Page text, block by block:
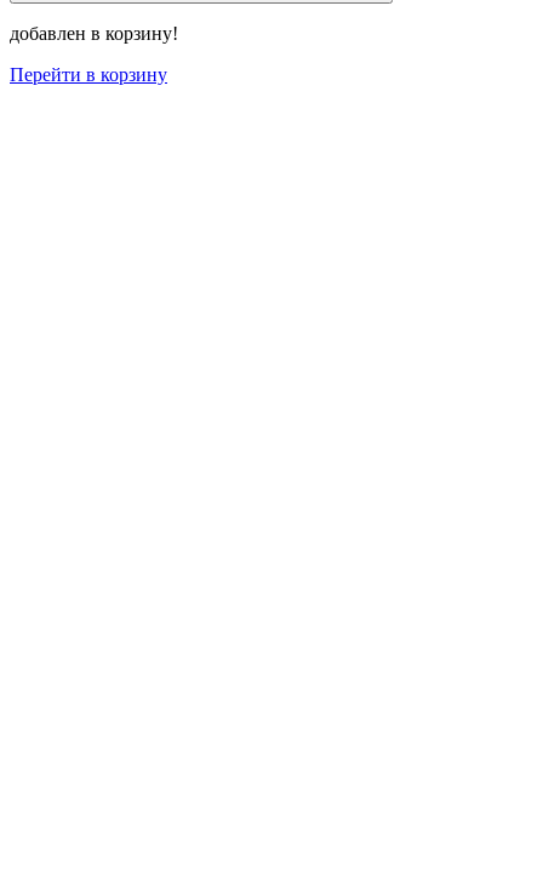
добавлен в корзину!
Перейти в корзину